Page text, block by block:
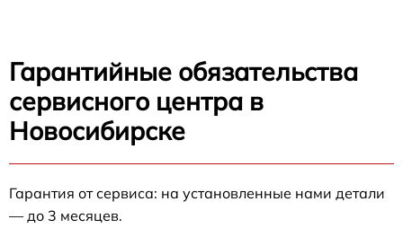
Гарантийные обязательства
сервисного центра в
Новосибирске
Гарантия от сервиса: на установленные нами детали
— до 3 месяцев.